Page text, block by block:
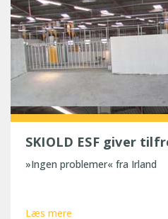
SKIOLD ESF giver
»Ingen problemer« fra Irland
Læs mere